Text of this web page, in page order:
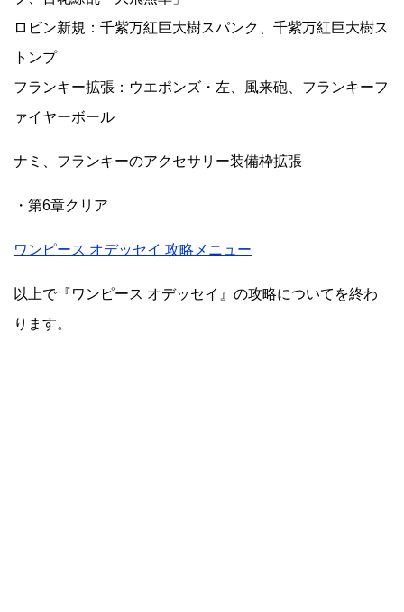
ロビン新規：千紫万紅巨大樹スパンク、千紫万紅巨大樹ス
トンプ
フランキー拡張：ウエポンズ・左、風来砲、フランキーフ
ァイヤーボール
ナミ、フランキーのアクセサリー装備枠拡張
・第6章クリア
ワンピース オデッセイ 攻略メニュー
以上で『ワンピース オデッセイ』の攻略についてを終わ
ります。